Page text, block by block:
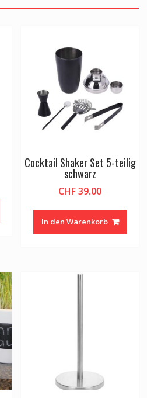
Cocktail Shaker Set 5-teilig
schwarz
CHF39.00
In den Warenkorb